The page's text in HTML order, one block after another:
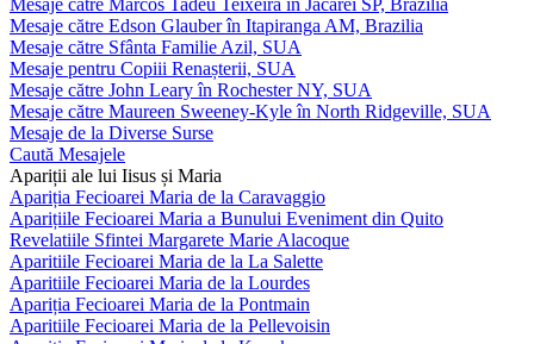
Mesaje către Edson Glauber în Itapiranga AM, Brazilia
Mesaje către Sfânta Familie Azil, SUA
Mesaje pentru Copiii Renașterii, SUA
Mesaje către John Leary în Rochester NY, SUA
Mesaje către Maureen Sweeney-Kyle în North Ridgeville, SUA
Mesaje de la Diverse Surse
Caută Mesajele
Apariții ale lui Iisus și Maria
Apariția Fecioarei Maria de la Caravaggio
Aparițiile Fecioarei Maria a Bunului Eveniment din Quito
Revelatiile Sfintei Margarete Marie Alacoque
Aparitiile Fecioarei Maria de la La Salette
Aparitiile Fecioarei Maria de la Lourdes
Apariția Fecioarei Maria de la Pontmain
Aparitiile Fecioarei Maria de la Pellevoisin